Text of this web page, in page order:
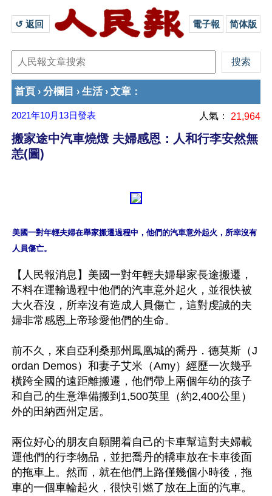
↺ 返回 電子報 简体版
首頁 › 分欄目 › 生活 › 文章 ：
2021年10月13日發表 人氣： 21,964
搬家途中汽車燒燬 夫婦感恩：人和行李安然無
恙(圖)
美國一對年輕夫婦在舉家搬遷過程中，他們的汽車意外起火，所幸沒有
【人民報消息】美國一對年輕夫婦舉家長途搬遷，
不料在運輸過程中他們的汽車意外起火，並很快被
大火吞沒，所幸沒有造成人員傷亡，這對虔誠的夫
婦非常感恩上帝珍愛他們的生命。
前不久，來自亞利桑那州鳳凰城的喬丹．德莫斯（J
ordan Demos）和妻子艾米（Amy）經歷一次幾乎
橫跨全國的遠距離搬遷，他們帶上兩個年幼的孩子
和自己的生意準備搬到1,500英里（約2,400公里）
外的田納西州定居。
兩位好心的朋友自願開着自己的卡車幫這對夫婦載
運他們的行李物品，並把喬丹的轎車放在卡車後面
的拖車上。然而，就在他們上路僅幾個小時後，拖
車的一個車輪起火，很快引燃了放在上面的汽車。